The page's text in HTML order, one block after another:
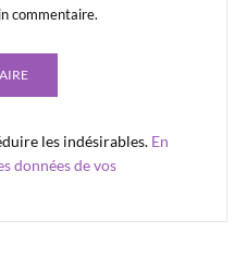
commentaire.
les indésirables. En
données de vos